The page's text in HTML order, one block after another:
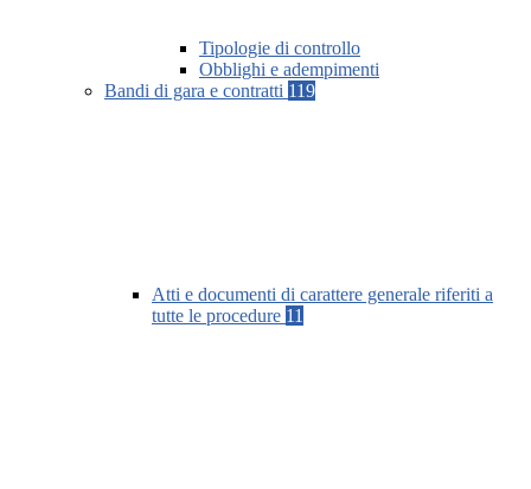
Tipologie di controllo
Obblighi e adempimenti
Bandi di gara e contratti 119
Atti e documenti di carattere generale riferiti a
tutte le procedure 11